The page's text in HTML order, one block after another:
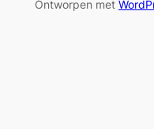
Ontworpen met